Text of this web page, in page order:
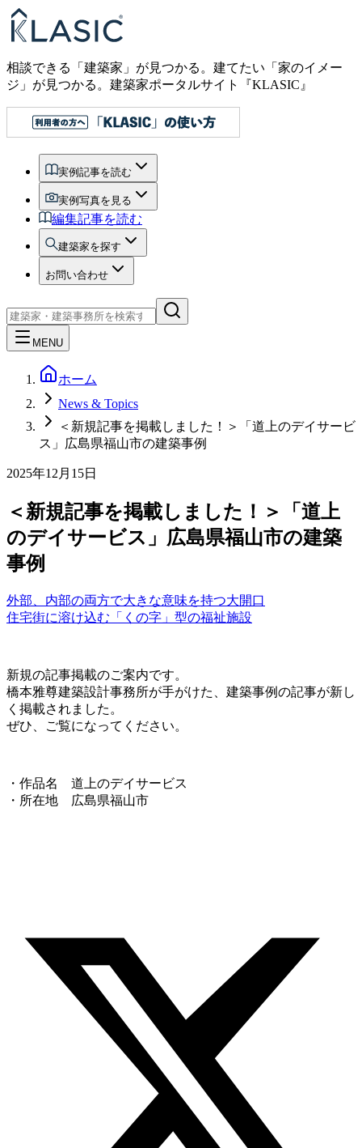
相談できる「建築家」が見つかる。建てたい「家のイメー
ジ」が見つかる。 建築家ポータルサイト『KLASIC』
実例記事を読む
実例写真を見る
編集記事を読む
建築家を探す
お問い合わせ
MENU
ホーム
News & Topics
＜新規記事を掲載しました！＞「道上のデイサービ
ス」広島県福⼭市の建築事例
2025年12月15日
＜新規記事を掲載しました！＞「道上
のデイサービス」広島県福⼭市の建築
事例
外部、内部の両方で大きな意味を持つ大開口
住宅街に溶け込む「くの字」型の福祉施設
新規の記事掲載のご案内です。
橋本雅尊建築設計事務所が手がけた、建築事例の記事が新し
く掲載されました。
ぜひ、ご覧になってください。
・作品名 道上のデイサービス
・所在地 広島県福⼭市